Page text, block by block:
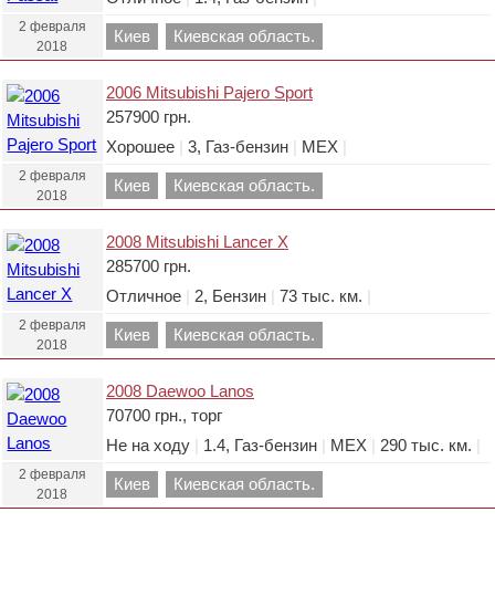
2 февраля
2018
Киев Киевская область.
2006 Mitsubishi Pajero Sport
257900 грн.
Хорошее
3, Газ-бензин МЕХ
2 февраля
2018
Киев Киевская область.
2008 Mitsubishi Lancer X
285700 грн.
Отличное
2, Бензин 73 тыс. км.
2 февраля
2018
Киев Киевская область.
2008 Daewoo Lanos
70700 грн., торг
Не на ходу
1.4, Газ-бензин МЕХ 290 тыс. км.
2 февраля
2018
Киев Киевская область.